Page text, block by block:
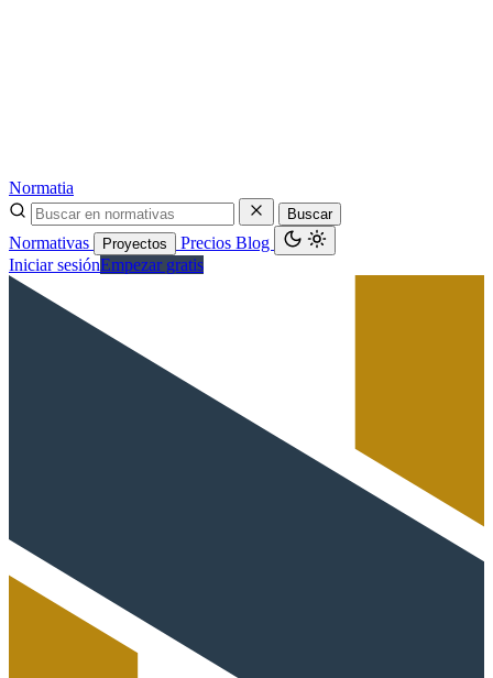
Normatia
Buscar
Normativas Proyectos Precios Blog
Iniciar sesiónEmpezar gratis